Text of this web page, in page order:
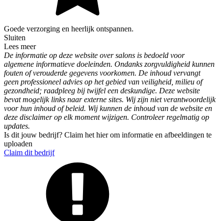
Goede verzorging en heerlijk ontspannen.
Sluiten
Lees meer
De informatie op deze website over salons is bedoeld voor
algemene informatieve doeleinden. Ondanks zorgvuldigheid kunnen
fouten of verouderde gegevens voorkomen. De inhoud vervangt
geen professioneel advies op het gebied van veiligheid, milieu of
gezondheid; raadpleeg bij twijfel een deskundige. Deze website
bevat mogelijk links naar externe sites. Wij zijn niet verantwoordelijk
voor hun inhoud of beleid. Wij kunnen de inhoud van de website en
deze disclaimer op elk moment wijzigen. Controleer regelmatig op
updates.
Is dit jouw bedrijf? Claim het hier om informatie en afbeeldingen te
uploaden
Claim dit bedrijf